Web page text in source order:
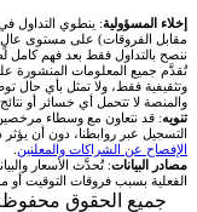
اكس تي بي XTB
انتراكتيف بروكرز IBKR
شركات تداول في
شركات تداول في
شركات تداول
🇶🇦 بورصة قطر
🇯🇴 بورصة عمّان
🇧🇭 بورصة البحرين
📊 حاسبة قيمة
💰 حاسبة ربح
📌 حاسبة النقاط
📏 حاسبة حجم
✍️ اكتب تحليلك
🥇 سعر الذهب
🥇 أسعار الذهب
💱 أسعار
💵 سعر الريال
من نحن
تواصل معنا
فريق المؤلفين
مقالات تعليمية
إخلاء المسؤولية: ينطوي التداول في
مقابل الفروقات) على مستوى عالٍ
ننصح بالتداول فقط بعد فهم كامل
تُقدَّم جميع المعلومات المنشورة
وتثقيفية فقط، ولا تمثل بأي حال
والمنصة لا تتحمل أي خسائر أو
تنويه: قد نتعاون مع وسطاء
التسجيل عبر روابطنا، دون أن يؤثر
الإفصاح عن الشراكات والمعلنين
مصادر البيانات: تُحدَّث الأسعار
الفعلية بسبب فروقات التوقيت أو
جميع الحقوق محفوظة © 2026 البيت